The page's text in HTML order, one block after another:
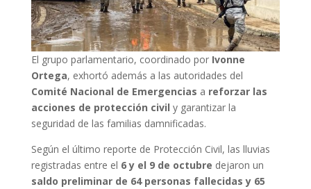
El grupo parlamentario, coordinado por Ivonne
Ortega, exhortó además a las autoridades del
Comité Nacional de Emergencias a reforzar las
acciones de protección civil y garantizar la
seguridad de las familias damnificadas.
Según el último reporte de Protección Civil, las lluvias
registradas entre el 6 y el 9 de octubre dejaron un
saldo preliminar de 64 personas fallecidas y 65